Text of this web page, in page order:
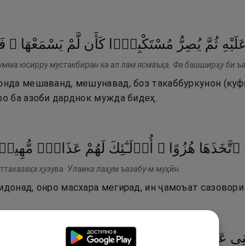
عَلَيْهِ ثُمَّ يُصِرُّ مُسْتَكْبِرًۭا كَأَن لَّمْ يَسْمَعْهَا ۖ
юсирру мустакбиран ка ал лам ясмаъҳа. Фа башширҳу би
мешаванд, мешунавад, боз такаббуркунон
ба азоби дарднок мужда бидеҳ.
ٱتَّخَذَهَا هُزُوًا ۚ أُو۟لَـٰٓئِكَ لَهُمْ عَذَابٌۭ
ҳузува. Улаика лаҳум ъазабу-м муҳӣн.
онро масхара мегирад, ин ҷамоъат сазовори
عَنْهُم شَيْـًۭٔا وَلَا مَا ٱتَّخَذُوا۟